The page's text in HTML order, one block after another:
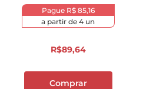
Pague R$ 85,16
a partir de 4 un
R$89,64
Comprar